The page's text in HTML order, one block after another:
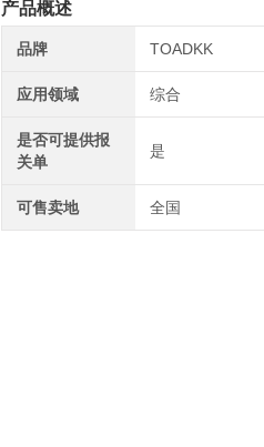
产品概述
品牌 TOADKK
应用领域 综合
是否可提供报
关单
是
可售卖地 全国